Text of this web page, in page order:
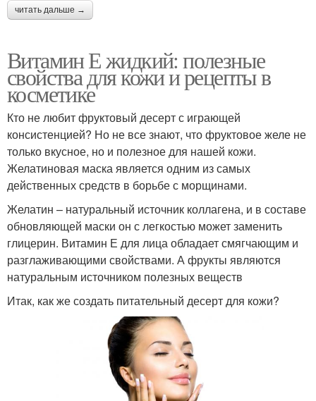
читать дальше →
Витамин Е жидкий: полезные
свойства для кожи и рецепты в
косметике
Кто не любит фруктовый десерт с играющей
консистенцией? Но не все знают, что фруктовое желе не
только вкусное, но и полезное для нашей кожи.
Желатиновая маска является одним из самых
действенных средств в борьбе с морщинами.
Желатин – натуральный источник коллагена, и в составе
обновляющей маски он с легкостью может заменить
глицерин. Витамин Е для лица обладает смягчающим и
разглаживающими свойствами. А фрукты являются
натуральным источником полезных веществ
Итак, как же создать питательный десерт для кожи?